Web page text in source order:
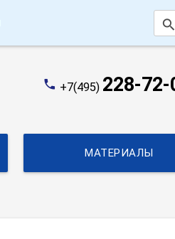
phone +7(495) 228-72-
МАТЕРИАЛЫ